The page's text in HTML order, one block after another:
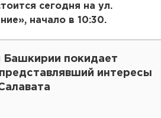
сегодня на ул.
начало в 10:30.
Башкирии покидает
интересы